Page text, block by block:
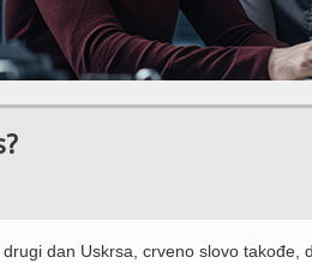
drugi dan Uskrsa, crveno slovo takođe,